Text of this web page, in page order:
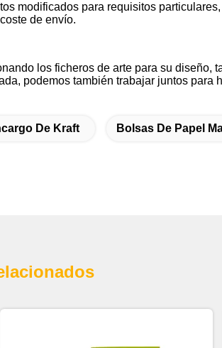
modificados para requisitos
de envío.
los ficheros de arte para su diseño,
podemos también trabajar juntos para
De Kraft Bolsas De Papel